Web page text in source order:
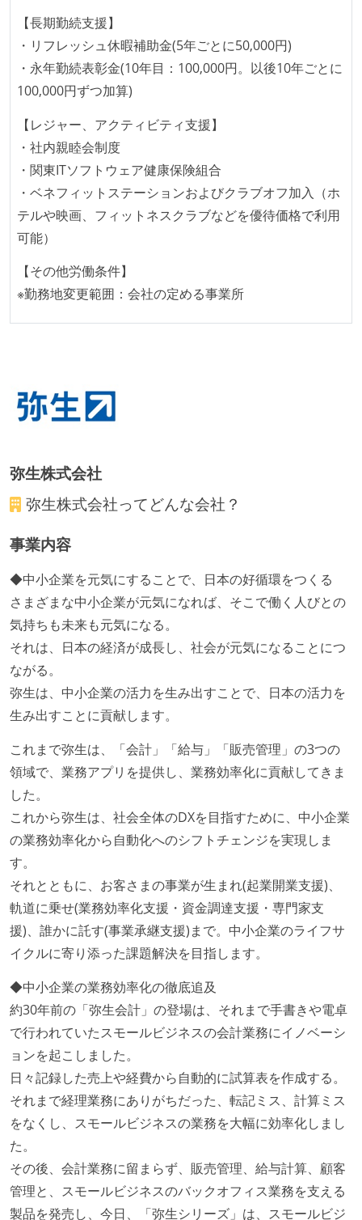
ドキュメントの整備やペアプロ、モブワークなど、ナ
レッジの共有を積極的に行っている（属人性を減らす
取り組みをしている）
労働環境の自由度
週4日リモート勤務のハイブリットワーク（週1出社）
フレックスタイム制または裁量労働制を採用している
メンバーの多様性
外国籍の開発メンバーがいる
開発メンバーの新卒採用を実施している
職業安定法に対応する記載事項
【長期勤続支援】
・リフレッシュ休暇補助金(5年ごとに50,000円)
・永年勤続表彰金(10年目：100,000円。以後10年ごとに
100,000円ずつ加算)
【レジャー、アクティビティ支援】
・社内親睦会制度
・関東ITソフトウェア健康保険組合
・ベネフィットステーションおよびクラブオフ加入（ホ
テルや映画、フィットネスクラブなどを優待価格で利用
可能）
【その他労働条件】
※勤務地変更範囲：会社の定める事業所
弥生株式会社
弥生株式会社ってどんな会社？
事業内容
◆中小企業を元気にすることで、日本の好循環をつくる
さまざまな中小企業が元気になれば、そこで働く人びとの
気持ちも未来も元気になる。
それは、日本の経済が成長し、社会が元気になることにつ
ながる。
弥生は、中小企業の活力を生み出すことで、日本の活力を
生み出すことに貢献します。
これまで弥生は、「会計」「給与」「販売管理」の3つの
領域で、業務アプリを提供し、業務効率化に貢献してきま
した。
これから弥生は、社会全体のDXを目指すために、中小企業
の業務効率化から自動化へのシフトチェンジを実現しま
す。
それとともに、お客さまの事業が生まれ(起業開業支援)、
軌道に乗せ(業務効率化支援・資金調達支援・専門家支
援)、誰かに託す(事業承継支援)まで。中小企業のライフサ
イクルに寄り添った課題解決を目指します。
◆中小企業の業務効率化の徹底追及
約30年前の「弥生会計」の登場は、それまで手書きや電卓
で行われていたスモールビジネスの会計業務にイノベーシ
ョンを起こしました。
日々記録した売上や経費から自動的に試算表を作成する。
それまで経理業務にありがちだった、転記ミス、計算ミス
をなくし、スモールビジネスの業務を大幅に効率化しまし
た。
その後、会計業務に留まらず、販売管理、給与計算、顧客
管理と、スモールビジネスのバックオフィス業務を支える
製品を発売し、今日、「弥生シリーズ」は、スモールビジ